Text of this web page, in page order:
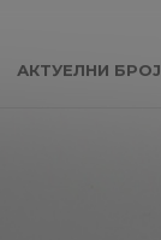
АКТУЕЛНИ БРОЈ